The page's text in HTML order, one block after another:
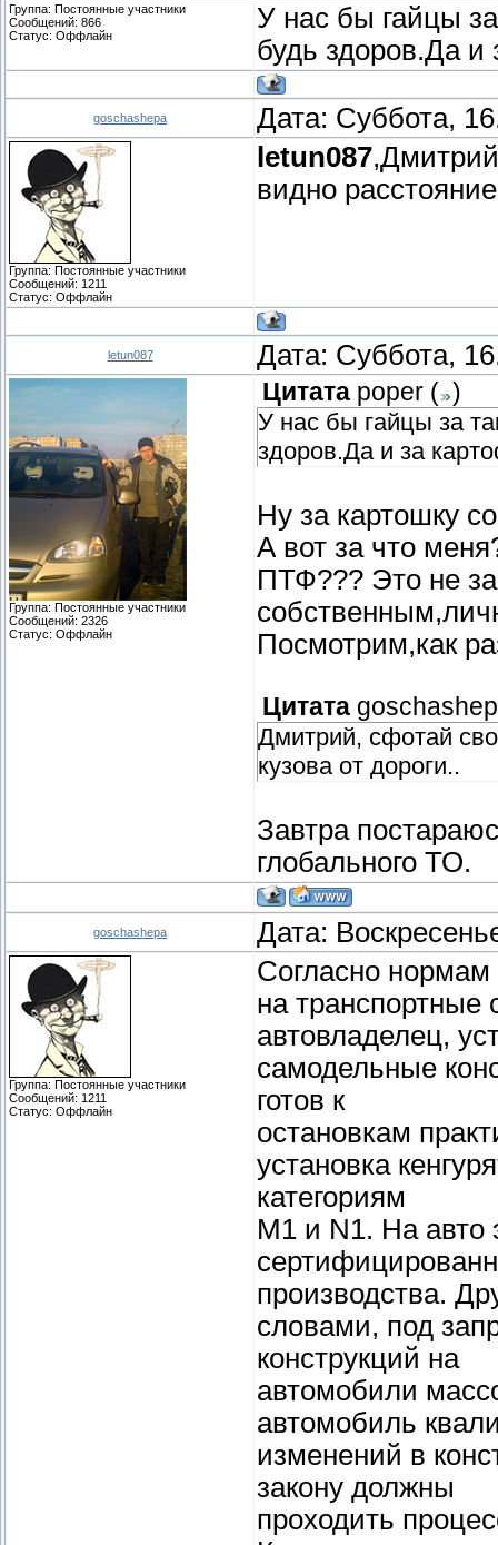
Группа: Постоянные участники
Сообщений: 866
Статус: Оффлайн
У нас бы гайцы
будь здоров.Да и
goschashepa Дата: Суббота,
Группа: Постоянные участники
Сообщений: 1211
Статус: Оффлайн
letun087
видно
letun087 Дата: Суббота,
Группа: Постоянные участники
Сообщений: 2326
Статус: Оффлайн
Цитата poper ( )
У нас бы гайцы за
здоров.Да и за
Ну за картошку
А вот за что
ПТФ??? Это не
Посмотрим,как
Цитата
Дмитрий, сфотай
кузова от дороги..
Завтра
глобального ТО.
goschashepa Дата:
Группа: Постоянные участники
Сообщений: 1211
Статус: Оффлайн
Согласно нормам
на транспортные
автовладелец,
самодельные
готов к
остановкам
установка
категориям
М1 и N1. На авто
производства.
словами, под
конструкций на
автомобили
автомобиль
изменений в
закону должны
проходить